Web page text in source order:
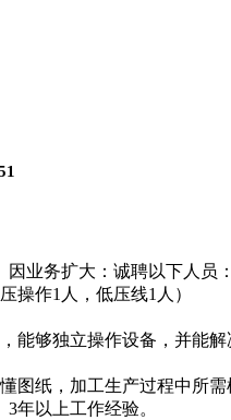
业务扩大：诚聘以下人员：
操作1人，低压线1人）
能够独立操作设备，并能
图纸，加工生产过程中所
年以上工作经验。